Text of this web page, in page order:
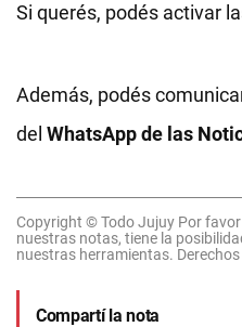
Si querés, podés activar
Además, podés
del WhatsApp de las
Copyright © Todo Jujuy Por
nuestras notas, tiene la
nuestras herramientas.
Compartí la nota